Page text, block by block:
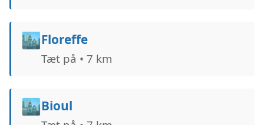
🏙️Floreffe
Tæt på • 7 km
🏙️Bioul